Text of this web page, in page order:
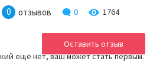
0 отзывов 0 1764
ещё нет, ваш может стать первым.
Оставить отзыв